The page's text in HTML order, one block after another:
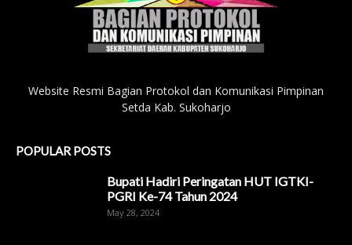
Website Resmi Bagian Protokol dan Komunikasi Pimpinan
Setda Kab. Sukoharjo
POPULAR POSTS
Bupati Hadiri Peringatan HUT IGTKI-
PGRI Ke-74 Tahun 2024
May 28, 2024